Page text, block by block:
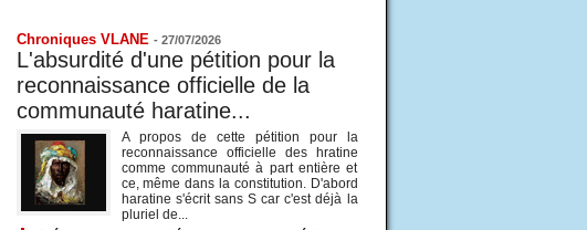
Chroniques VLANE - 27/07/2026
L'absurdité d'une pétition pour la
reconnaissance officielle de la
communauté haratine...
A propos de cette pétition pour la
reconnaissance officielle des hratine
comme communauté à part entière et
ce, même dans la constitution. D'abord
haratine s'écrit sans S car c'est déjà la
pluriel de...